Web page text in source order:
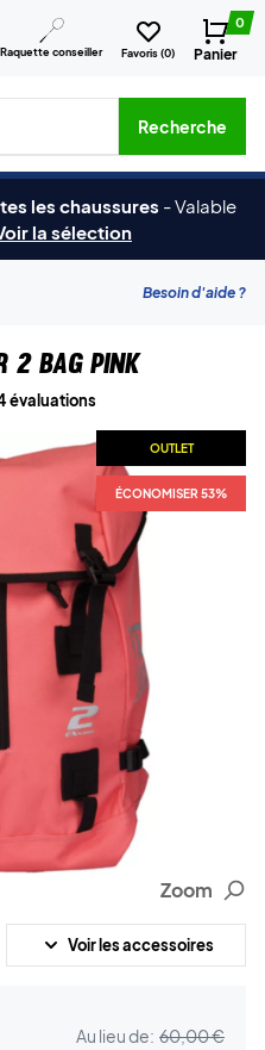
Raquette conseiller Favoris (0)
0
Panier
de marques, etc.
Recherche
les chaussures -Valable
la sélection
Besoin d'aide ?
2 Bag Pink
évaluations
OUTLET
ÉCONOMISER 53%
Zoom
Voir les accessoires
Au lieu de: 60,00 €